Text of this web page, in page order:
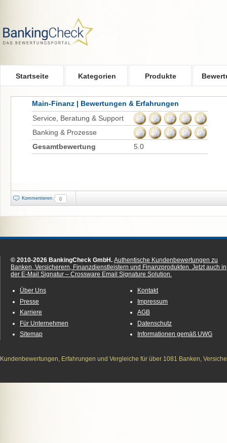
Startseite Kategorien Produkte
Main-Finanz | Bewertungen & Erfahrungen
Service, Beratung & Support
Banking & Prozesse
Gesamtbewertung
5.0
Kommentieren 0
© 2010-2026 BankingCheck GmbH. Authentische Kundenbewertungen zu
Banken, Versicherern, Finanzdienstleistern und Finanzprodukten. Jetzt auch in
der E-Mail Signatur – Crossware Email Signature Solution.
Über Uns
Presse
Karriere
Für Unternehmen
Sitemap
Kontakt
Impressum
AGB
Datenschutz
Informationen gemäß UWG
Kundenbewertungen, Erfahrungen und Vergleiche für über 1081 Banken,